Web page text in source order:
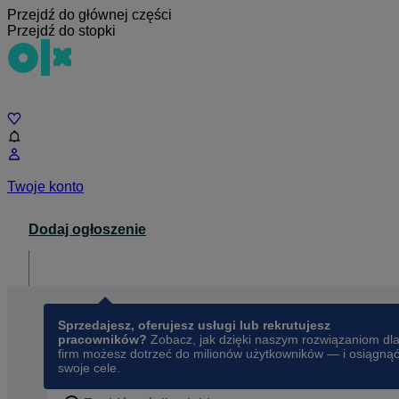
Przejdź do głównej części
Przejdź do stopki
Twoje konto
Dodaj ogłoszenie
Sprzedajesz, oferujesz usługi lub rekrutujesz
pracowników? Zobacz, jak dzięki naszym rozwiązaniom dla
firm możesz dotrzeć do milionów użytkowników — i osiągnąć
swoje cele.